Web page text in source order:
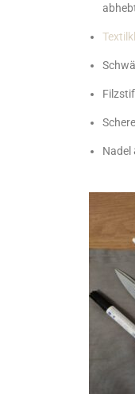
Schere
Nadel